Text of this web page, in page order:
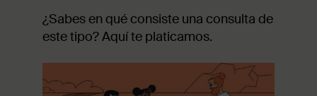
¿Sabes en qué consiste una consulta de
este tipo? Aquí te platicamos.